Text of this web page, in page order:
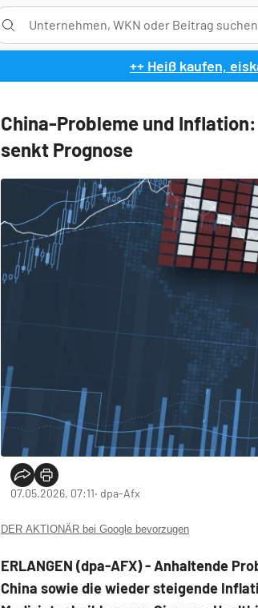
++ Heiß kaufen,
China-Probleme und
senkt Prognose
07.05.2026, 07:11‧ dpa-Afx
DER AKTIONÄR bei Google bevorzugen
ERLANGEN (dpa-AFX) - Anhaltende
China sowie die wieder steigende